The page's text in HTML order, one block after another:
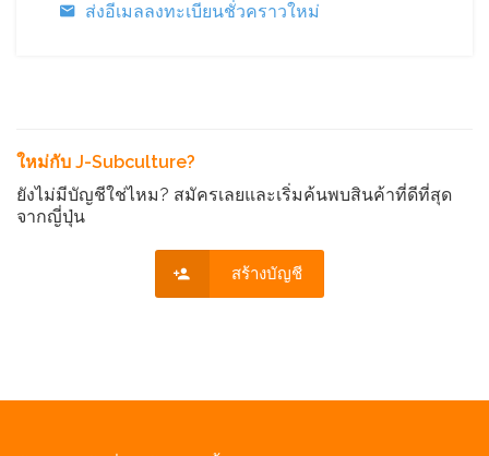
ส่งอีเมลลงทะเบียนชั่วคราวใหม่
ใหม่กับ J-Subculture?
ยังไม่มีบัญชีใช่ไหม? สมัครเลยและเริ่มค้นพบสินค้าที่ดีที่สุด
จากญี่ปุ่น
สร้างบัญชี